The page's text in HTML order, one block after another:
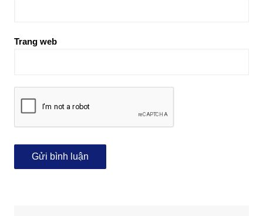
Trang web